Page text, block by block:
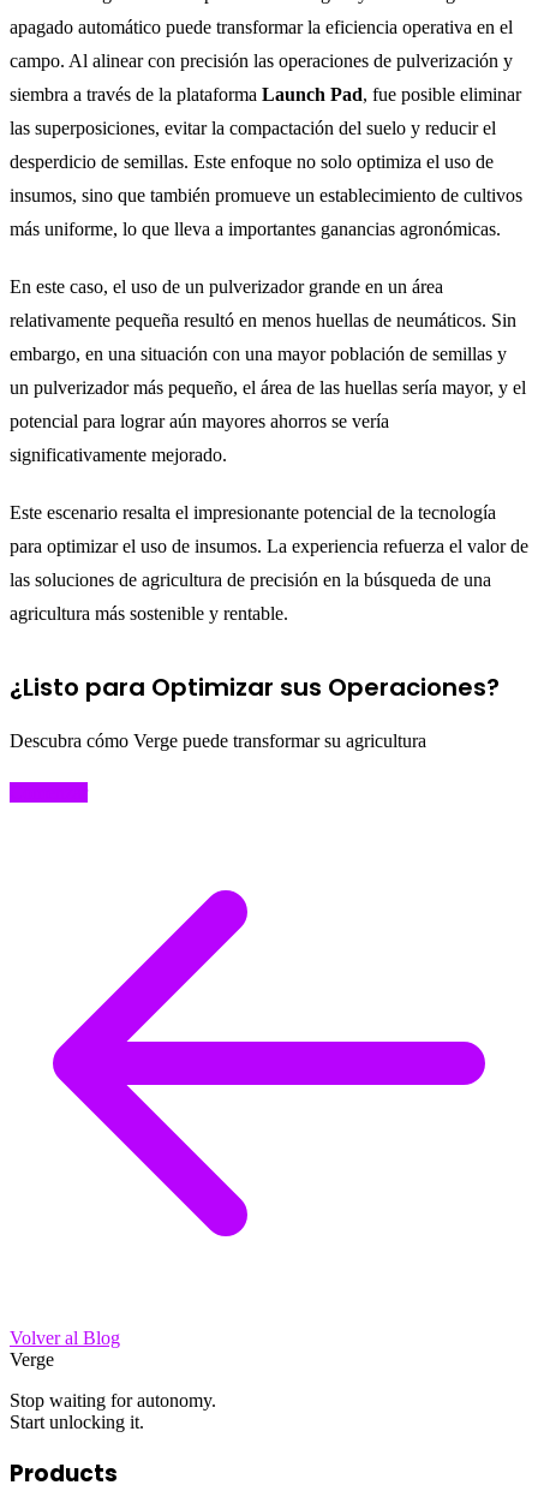
apagado automático puede transformar la eficiencia operativa en el
campo. Al alinear con precisión las operaciones de pulverización y
siembra a través de la plataforma Launch Pad, fue posible eliminar
las superposiciones, evitar la compactación del suelo y reducir el
desperdicio de semillas. Este enfoque no solo optimiza el uso de
insumos, sino que también promueve un establecimiento de cultivos
más uniforme, lo que lleva a importantes ganancias agronómicas.
En este caso, el uso de un pulverizador grande en un área
relativamente pequeña resultó en menos huellas de neumáticos. Sin
embargo, en una situación con una mayor población de semillas y
un pulverizador más pequeño, el área de las huellas sería mayor, y el
potencial para lograr aún mayores ahorros se vería
significativamente mejorado.
Este escenario resalta el impresionante potencial de la tecnología
para optimizar el uso de insumos. La experiencia refuerza el valor de
las soluciones de agricultura de precisión en la búsqueda de una
agricultura más sostenible y rentable.
¿Listo para Optimizar sus Operaciones?
Descubra cómo Verge puede transformar su agricultura
Volver al Blog
Verge
Stop waiting for autonomy.
Start unlocking it.
Products